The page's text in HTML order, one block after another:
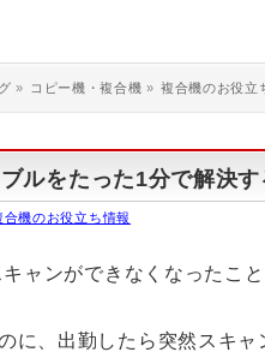
» コピー機・複合機 » 複合機のお役立
ルをたった1分で解決
合機のお役立ち情報
ャンができなくなったこ
に、出勤したら突然スキ